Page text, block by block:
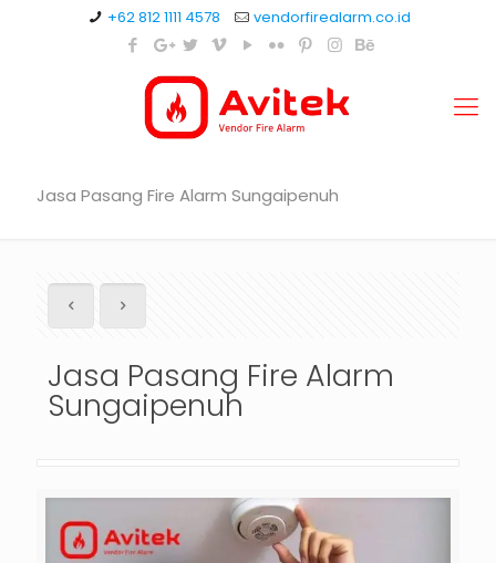
+62 812 1111 4578 vendorfirealarm.co.id
Jasa Pasang Fire Alarm Sungaipenuh
Jasa Pasang Fire Alarm
Sungaipenuh